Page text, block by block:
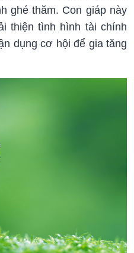
ghé thăm. Con giáp này
thiện tình hình tài chính
dụng cơ hội để gia tăng